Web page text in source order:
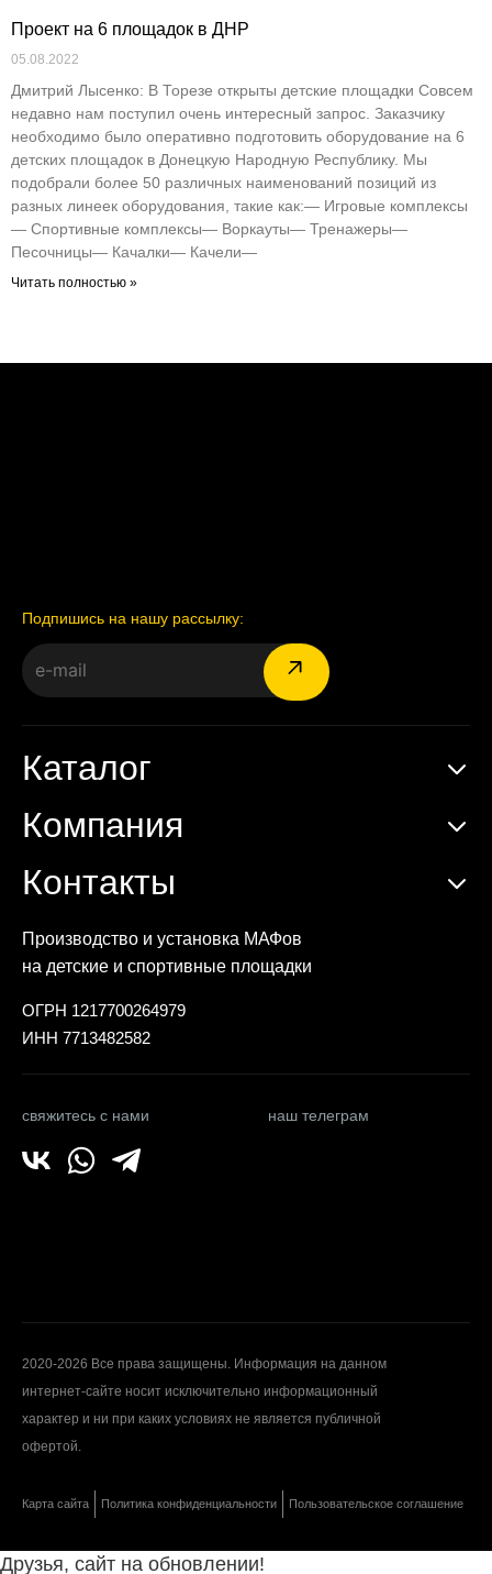
Проект на 6 площадок в ДНР
05.08.2022
Дмитрий Лысенко: В Торезе открыты детские площадки Совсем
недавно нам поступил очень интересный запрос. Заказчику
необходимо было оперативно подготовить оборудование на 6
детских площадок в Донецкую Народную Республику. Мы
подобрали более 50 различных наименований позиций из
разных линеек оборудования, такие как:— Игровые комплексы
— Спортивные комплексы— Воркауты— Тренажеры—
Песочницы— Качалки— Качели—
Читать полностью »
Подпишись на нашу рассылку:
Производство и установка МАФов
на детские и спортивные площадки
ОГРН 1217700264979
ИНН 7713482582
свяжитесь с нами наш телеграм
Каталог
Компания
Контакты
2020-2026 Все права защищены. Информация на данном
интернет-сайте носит исключительно информационный
характер и ни при каких условиях не является публичной
офертой.
Карта сайта Политика конфиденциальности Пользовательское соглашение
Друзья, сайт на обновлении!